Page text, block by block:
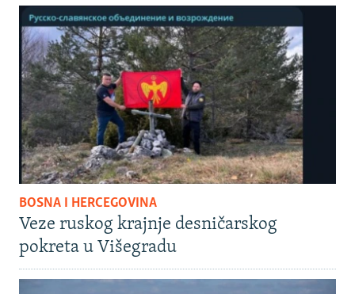
BOSNA I HERCEGOVINA
Veze ruskog krajnje desničarskog
pokreta u Višegradu